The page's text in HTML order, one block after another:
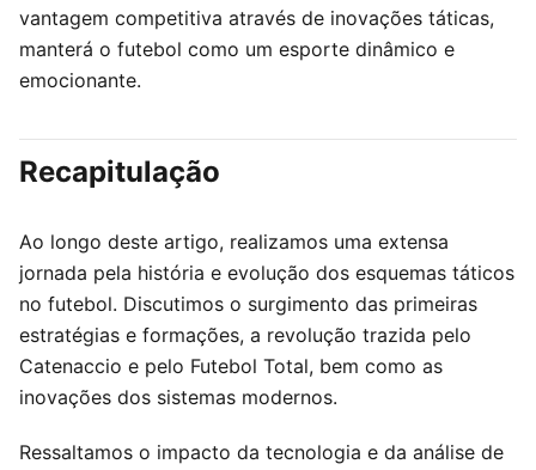
vantagem competitiva através de inovações táticas,
manterá o futebol como um esporte dinâmico e
emocionante.
Recapitulação
Ao longo deste artigo, realizamos uma extensa
jornada pela história e evolução dos esquemas táticos
no futebol. Discutimos o surgimento das primeiras
estratégias e formações, a revolução trazida pelo
Catenaccio e pelo Futebol Total, bem como as
inovações dos sistemas modernos.
Ressaltamos o impacto da tecnologia e da análise de